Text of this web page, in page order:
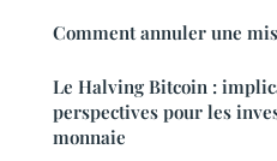
Comment annuler une
Le Halving Bitcoin : implications, conséquences et
perspectives pour les
monnaie